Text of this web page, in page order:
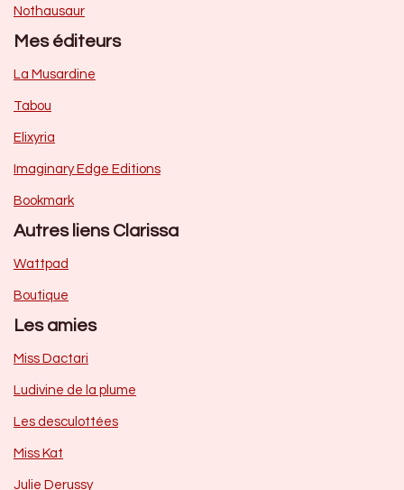
Nothausaur
Mes éditeurs
La Musardine
Tabou
Elixyria
Imaginary Edge Editions
Bookmark
Autres liens Clarissa
Wattpad
Boutique
Les amies
Miss Dactari
Ludivine de la plume
Les desculottées
Miss Kat
Julie Derussy